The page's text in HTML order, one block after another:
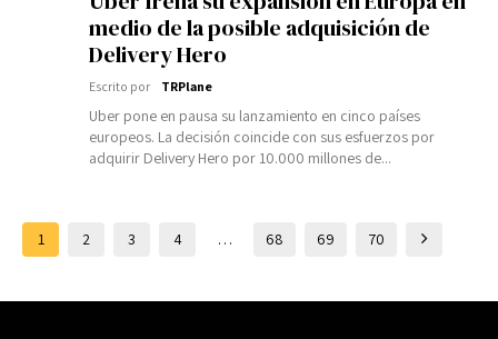
medio de la posible adquisición de
Delivery Hero
Escrito por TRPlane
Uber pone en pausa su lanzamiento en cinco países
europeos. La decisión coincide con sus esfuerzos por
adquirir Delivery Hero por 10.000 millones de...
1 2 3 4 … 68 69 70